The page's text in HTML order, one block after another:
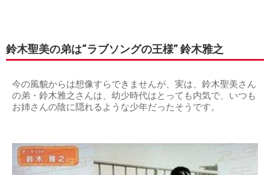
鈴木聖美の弟は“ラブソングの王様” 鈴木雅之
今の風貌からは想像すらできませんが、実は、鈴木聖美さん
の弟・鈴木雅之さんは、幼少時代はとっても内気で、いつも
お姉さんの陰に隠れるような少年だったそうです。